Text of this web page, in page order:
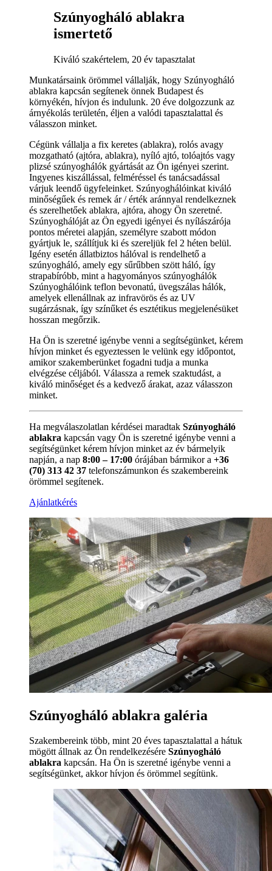
Szúnyogháló ablakra
ismertető
Kiváló szakértelem, 20 év tapasztalat
Munkatársaink örömmel vállalják, hogy Szúnyogháló
ablakra kapcsán segítenek önnek Budapest és
környékén, hívjon és indulunk. 20 éve dolgozzunk az
árnyékolás területén, éljen a valódi tapasztalattal és
válasszon minket.
Cégünk vállalja a fix keretes (ablakra), rolós avagy
mozgatható (ajtóra, ablakra), nyíló ajtó, tolóajtós vagy
plizsé szúnyoghálók gyártását az Ön igényei szerint.
Ingyenes kiszállással, felméréssel és tanácsadással
várjuk leendő ügyfeleinket. Szúnyoghálóinkat kiváló
minőségűek és remek ár / érték aránnyal rendelkeznek
és szerelhetőek ablakra, ajtóra, ahogy Ön szeretné.
Szúnyoghálóját az Ön egyedi igényei és nyílászárója
pontos méretei alapján, személyre szabott módon
gyártjuk le, szállítjuk ki és szereljük fel 2 héten belül.
Igény esetén állatbiztos hálóval is rendelhető a
szúnyogháló, amely egy sűrűbben szött háló, így
strapabíróbb, mint a hagyományos szúnyoghálók
Szúnyoghálóink teflon bevonatú, üvegszálas hálók,
amelyek ellenállnak az infravörös és az UV
sugárzásnak, így színűket és esztétikus megjelenésüket
hosszan megőrzik.
Ha Ön is szeretné igénybe venni a segítségünket, kérem
hívjon minket és egyeztessen le velünk egy időpontot,
amikor szakemberünket fogadni tudja a munka
elvégzése céljából. Válassza a remek szaktudást, a
kiváló minőséget és a kedvező árakat, azaz válasszon
minket.
Ha megválaszolatlan kérdései maradtak Szúnyogháló
ablakra kapcsán vagy Ön is szeretné igénybe venni a
segítségünket kérem hívjon minket az év bármelyik
napján, a nap 8:00 – 17:00 órájában bármikor a +36
(70) 313 42 37 telefonszámunkon és szakembereink
örömmel segítenek.
Ajánlatkérés
Szúnyogháló ablakra galéria
Szakembereink több, mint 20 éves tapasztalattal a hátuk
mögött állnak az Ön rendelkezésére Szúnyogháló
ablakra kapcsán. Ha Ön is szeretné igénybe venni a
segítségünket, akkor hívjon és örömmel segítünk.